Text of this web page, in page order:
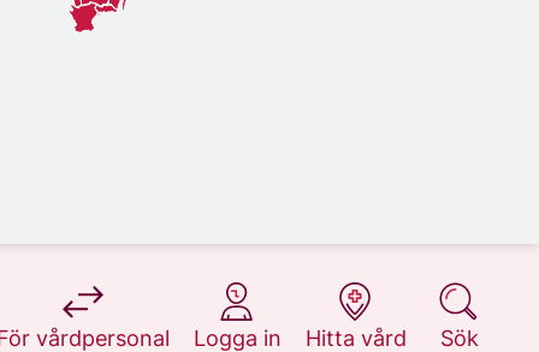
vårdpersonal
på 1177.se
Logga in
på 1177.se
Hitta vård
på 1177.se
Sök
på 1177.se